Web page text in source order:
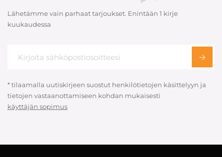
Lähetämme vain parhaat tarjoukset. Enintään 1 kirje
kuukaudessa
* tilaamalla uutiskirjeen suostut henkilötietojen käsittelyyn ja
tietojen vastaanottamiseen kohdan mukaisesti
käyttäjän sopimus